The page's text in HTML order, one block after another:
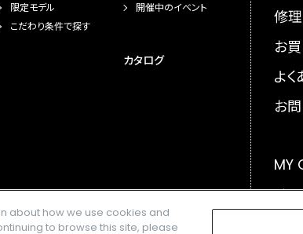
限定モデル
こだわり条件で探す
開催中のイベント
カタログ
修理
お
よ
お
MY
メ
about how we use cookies and
to browse this site, please